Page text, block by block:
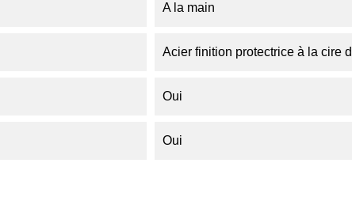
A la main
Acier finition protectrice à la cire
Oui
Oui